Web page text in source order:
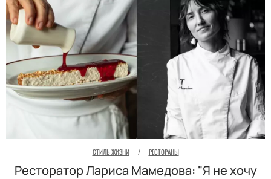
СТИЛЬ ЖИЗНИ / РЕСТОРАНЫ
Ресторатор Лариса Мамедова: "Я не хочу